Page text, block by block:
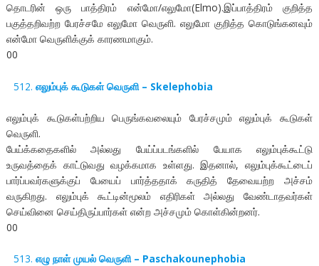
தொடரின் ஒரு பாத்திரம் என்மோ/எலுமோ(Elmo).இப்பாத்திரம் குறித்த
பகுத்தறிவற்ற பேரச்சமே எலுமோ வெருளி. எலுமோ குறித்த கொடுங்கனவும்
என்மோ வெருளிக்குக் காரணமாகும்.
00
எலும்புக் கூடுகள் வெருளி – Skelephobia
எலும்புக் கூடுகள்பற்றிய பெருங்கவலையும் பேரச்சமும் எலும்புக் கூடுகள்
வெருளி.
பேய்க்கதைகளில் அல்லது பேய்ப்படங்களில் பேயாக எலும்புக்கூட்டு
உருவத்தைக் காட்டுவது வழக்கமாக உள்ளது. இதனால், எலும்புக்கூட்டைப்
பார்ப்பவர்களுக்குப் பேயைப் பார்த்ததாக் கருதித் தேவையற்ற அச்சம்
வருகிறது. எலும்புக் கூட்டின்மூலம் எதிரிகள் அல்லது வேண்டாதவர்கள்
செய்வினை செய்திருப்பார்கள் என்ற அச்சமும் கொள்கின்றனர்.
00
எழு நாள் முயல் வெருளி – Paschakounephobia